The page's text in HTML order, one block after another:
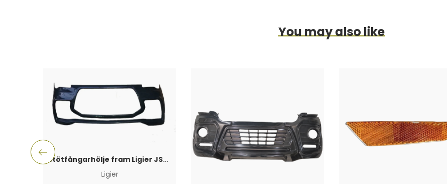
You may also like
Stötfångarhölje fram Ligier JS50 Sport -2017
Ligier